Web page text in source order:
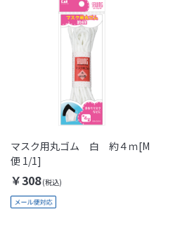
マスク用丸ゴム 白 約４ｍ[M
便 1/1]
￥308